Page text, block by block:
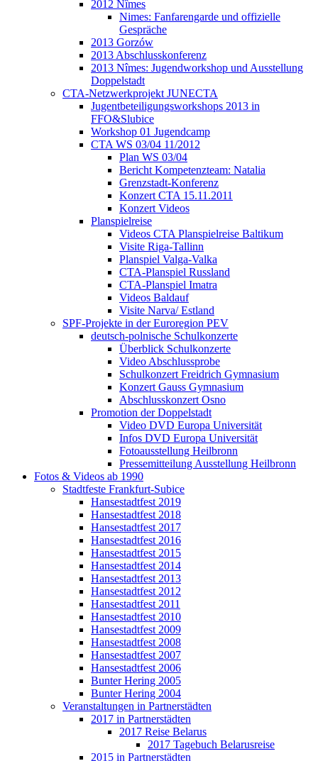
2012 Nîmes
Nimes: Fanfarengarde und offizielle
Gespräche
2013 Gorzów
2013 Abschlusskonferenz
2013 Nîmes: Jugendworkshop und Ausstellung
Doppelstadt
CTA-Netzwerkprojekt JUNECTA
Jugentbeteiligungsworkshops 2013 in
FFO&Slubice
Workshop 01 Jugendcamp
CTA WS 03/04 11/2012
Plan WS 03/04
Bericht Kompetenzteam: Natalia
Grenzstadt-Konferenz
Konzert CTA 15.11.2011
Konzert Videos
Planspielreise
Videos CTA Planspielreise Baltikum
Visite Riga-Tallinn
Planspiel Valga-Valka
CTA-Planspiel Russland
CTA-Planspiel Imatra
Videos Baldauf
Visite Narva/ Estland
SPF-Projekte in der Euroregion PEV
deutsch-polnische Schulkonzerte
Überblick Schulkonzerte
Video Abschlussprobe
Schulkonzert Freidrich Gymnasium
Konzert Gauss Gymnasium
Abschlusskonzert Osno
Promotion der Doppelstadt
Video DVD Europa Universität
Infos DVD Europa Universität
Fotoausstellung Heilbronn
Pressemitteilung Ausstellung Heilbronn
Fotos & Videos ab 1990
Stadtfeste Frankfurt-Subice
Hansestadtfest 2019
Hansestadtfest 2018
Hansestadtfest 2017
Hansestadtfest 2016
Hansestadtfest 2015
Hansestadtfest 2014
Hansestadtfest 2013
Hansestadtfest 2012
Hansestadtfest 2011
Hansestadtfest 2010
Hansestadtfest 2009
Hansestadtfest 2008
Hansestadtfest 2007
Hansestadtfest 2006
Bunter Hering 2005
Bunter Hering 2004
Veranstaltungen in Partnerstädten
2017 in Partnerstädten
2017 Reise Belarus
2017 Tagebuch Belarusreise
2015 in Partnerstädten